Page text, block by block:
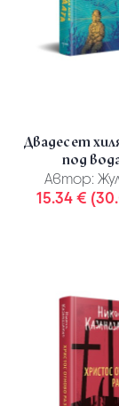
Двадесет
под
Автор:
15.34 €